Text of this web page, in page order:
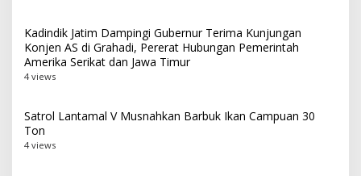
Kadindik Jatim Dampingi Gubernur Terima Kunjungan
Konjen AS di Grahadi, Pererat Hubungan Pemerintah
Amerika Serikat dan Jawa Timur
4 views
Satrol Lantamal V Musnahkan Barbuk Ikan Campuan 30
Ton
4 views